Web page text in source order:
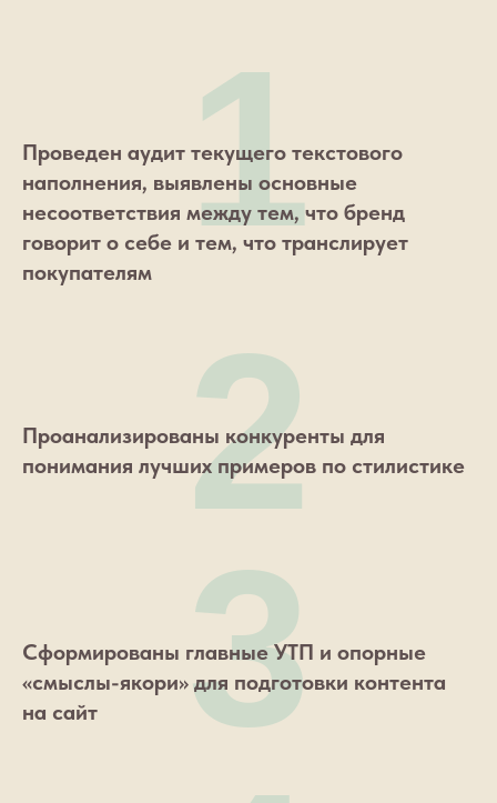
Проведен аудит текущего текстового
наполнения, выявлены основные
несоответствия между тем, что бренд
говорит о себе и тем, что транслирует
покупателям
1
Проанализированы конкуренты для
понимания лучших примеров по стилистике
2
Сформированы главные УТП и опорные
«смыслы-якори» для подготовки контента
на сайт
3